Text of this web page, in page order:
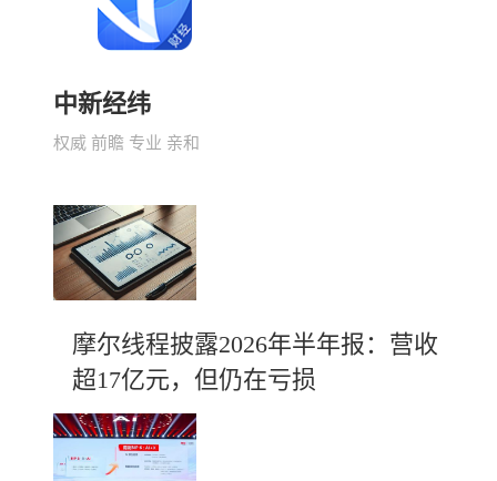
中新经纬
权威 前瞻 专业 亲和
摩尔线程披露2026年半年报：营收
超17亿元，但仍在亏损